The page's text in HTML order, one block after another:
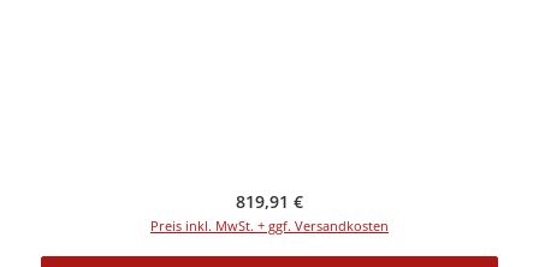
Regulärer Preis:
819,91 €
Preis inkl. MwSt. + ggf. Versandkosten